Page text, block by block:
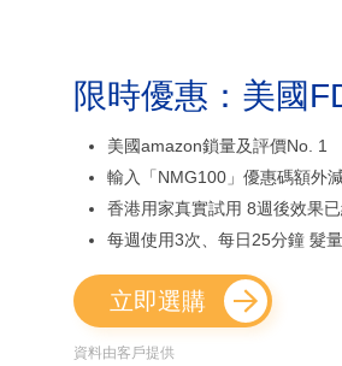
限時優惠：美國
美國amazon鎖量及評價No. 1
輸入「NMG100」優惠碼額外
香港用家真實試用 8週後效果
每週使用3次、每日25分鐘 髮
立即選購
資料由客戶提供